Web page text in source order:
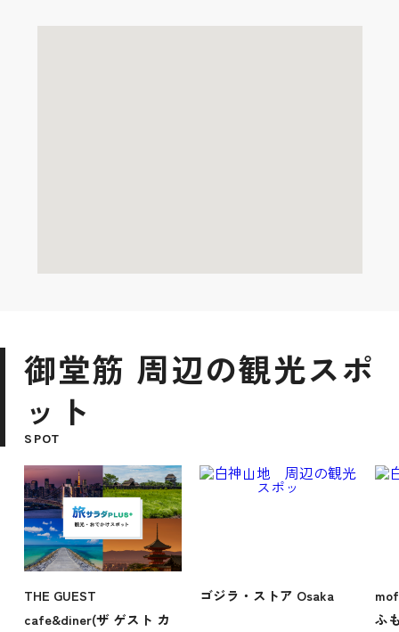
御堂筋 周辺の観光スポ
ット
SPOT
THE GUEST
cafe&diner(ザ ゲスト カ
ゴジラ・ストア Osaka
ふ